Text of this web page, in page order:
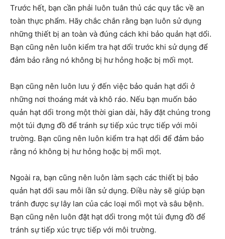
Trước hết, bạn cần phải luôn tuân thủ các quy tắc về an
toàn thực phẩm. Hãy chắc chắn rằng bạn luôn sử dụng
những thiết bị an toàn và đúng cách khi bảo quản hạt dổi.
Bạn cũng nên luôn kiểm tra hạt dổi trước khi sử dụng để
đảm bảo rằng nó không bị hư hỏng hoặc bị mối mọt.
Bạn cũng nên luôn lưu ý đến việc bảo quản hạt dổi ở
những nơi thoáng mát và khô ráo. Nếu bạn muốn bảo
quản hạt dổi trong một thời gian dài, hãy đặt chúng trong
một túi đựng đồ để tránh sự tiếp xúc trực tiếp với môi
trường. Bạn cũng nên luôn kiểm tra hạt dổi để đảm bảo
rằng nó không bị hư hỏng hoặc bị mối mọt.
Ngoài ra, bạn cũng nên luôn làm sạch các thiết bị bảo
quản hạt dổi sau mỗi lần sử dụng. Điều này sẽ giúp bạn
tránh được sự lây lan của các loại mối mọt và sâu bệnh.
Bạn cũng nên luôn đặt hạt dổi trong một túi đựng đồ để
tránh sự tiếp xúc trực tiếp với môi trường.